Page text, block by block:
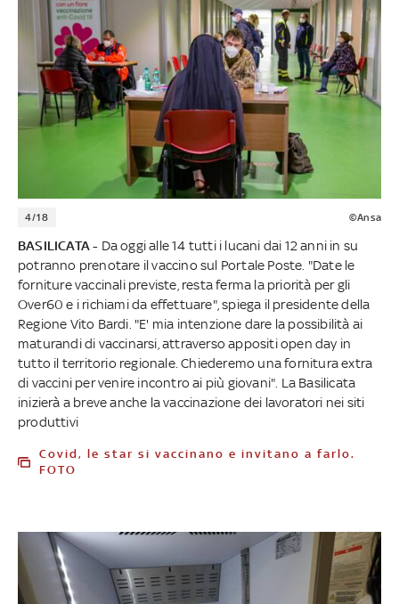
4/18 ©Ansa
BASILICATA - Da oggi alle 14 tutti i lucani dai 12 anni in su
potranno prenotare il vaccino sul Portale Poste. "Date le
forniture vaccinali previste, resta ferma la priorità per gli
Over60 e i richiami da effettuare", spiega il presidente della
Regione Vito Bardi. "E' mia intenzione dare la possibilità ai
maturandi di vaccinarsi, attraverso appositi open day in
tutto il territorio regionale. Chiederemo una fornitura extra
di vaccini per venire incontro ai più giovani". La Basilicata
inizierà a breve anche la vaccinazione dei lavoratori nei siti
produttivi
Covid, le star si vaccinano e invitano a farlo.
FOTO